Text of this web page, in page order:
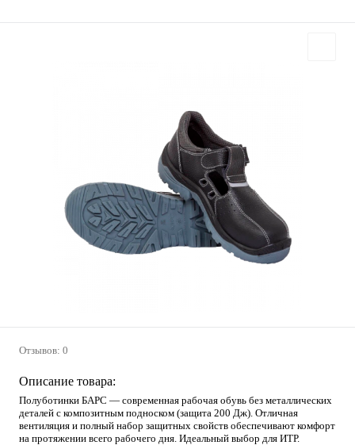
Отзывов: 0
Описание товара:
Полуботинки БАРС — современная рабочая обувь без металлических
деталей с композитным подноском (защита 200 Дж). Отличная
вентиляция и полный набор защитных свойств обеспечивают комфорт
на протяжении всего рабочего дня. Идеальный выбор для ИТР.